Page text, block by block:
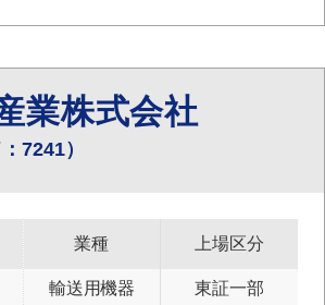
業株式会社
7241）
業種
輸送用機器
上場区分
東証一部